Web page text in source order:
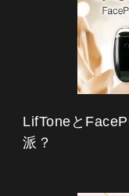
LifToneと
派？